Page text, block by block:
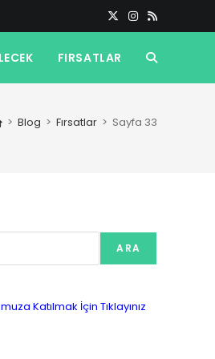
FIRSATLAR TOGGLE
> Blog > Fırsatlar > Sayfa 33
ARA
Katılmak İçin Tıklayınız